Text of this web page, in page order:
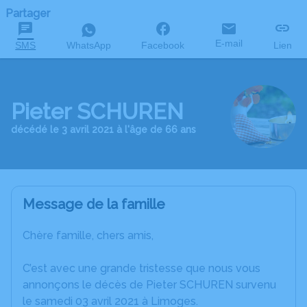
Partager
SMS WhatsApp Facebook E-mail Lien
Pieter SCHUREN
décédé le 3 avril 2021 à l'âge de 66 ans
Message de la famille
Chère famille, chers amis,
C’est avec une grande tristesse que nous vous
annonçons le décès de Pieter SCHUREN survenu
le samedi 03 avril 2021 à Limoges.